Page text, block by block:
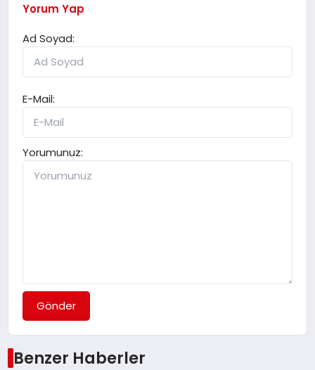
Yorum Yap
Ad Soyad:
E-Mail:
Yorumunuz:
Gönder
Benzer Haberler